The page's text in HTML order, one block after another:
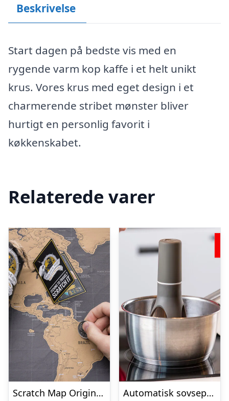
Beskrivelse
Start dagen på bedste vis med en
rygende varm kop kaffe i et helt unikt
krus. Vores krus med eget design i et
charmerende stribet mønster bliver
hurtigt en personlig favorit i
køkkenskabet.
Relaterede varer
Scratch Map Original Deluxe
Automatisk sovsepisker – Stirr